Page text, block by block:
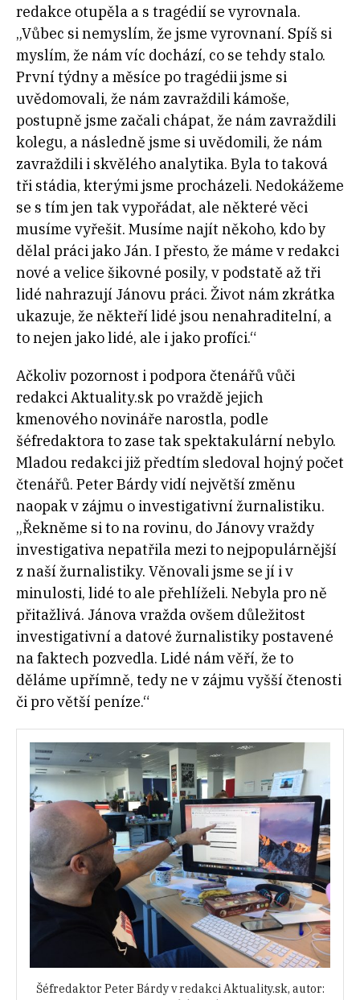
redakce otupěla a s tragédií se vyrovnala.
„Vůbec si nemyslím, že jsme vyrovnaní. Spíš si
myslím, že nám víc dochází, co se tehdy stalo.
První týdny a měsíce po tragédii jsme si
uvědomovali, že nám zavraždili kámoše,
postupně jsme začali chápat, že nám zavraždili
kolegu, a následně jsme si uvědomili, že nám
zavraždili i skvělého analytika. Byla to taková
tři stádia, kterými jsme procházeli. Nedokážeme
se s tím jen tak vypořádat, ale některé věci
musíme vyřešit. Musíme najít někoho, kdo by
dělal práci jako Ján. I přesto, že máme v redakci
nové a velice šikovné posily, v podstatě až tři
lidé nahrazují Jánovu práci. Život nám zkrátka
ukazuje, že někteří lidé jsou nenahraditelní, a
to nejen jako lidé, ale i jako profíci.“
Ačkoliv pozornost i podpora čtenářů vůči
redakci Aktuality.sk po vraždě jejich
kmenového novináře narostla, podle
šéfredaktora to zase tak spektakulární nebylo.
Mladou redakci již předtím sledoval hojný počet
čtenářů. Peter Bárdy vidí největší změnu
naopak v zájmu o investigativní žurnalistiku.
„Řekněme si to na rovinu, do Jánovy vraždy
investigativa nepatřila mezi to nejpopulárnější
z naší žurnalistiky. Věnovali jsme se jí i v
minulosti, lidé to ale přehlíželi. Nebyla pro ně
přitažlivá. Jánova vražda ovšem důležitost
investigativní a datové žurnalistiky postavené
na faktech pozvedla. Lidé nám věří, že to
děláme upřímně, tedy ne v zájmu vyšší čtenosti
či pro větší peníze.“
Šéfredaktor Peter Bárdy v redakci Aktuality.sk, autor: